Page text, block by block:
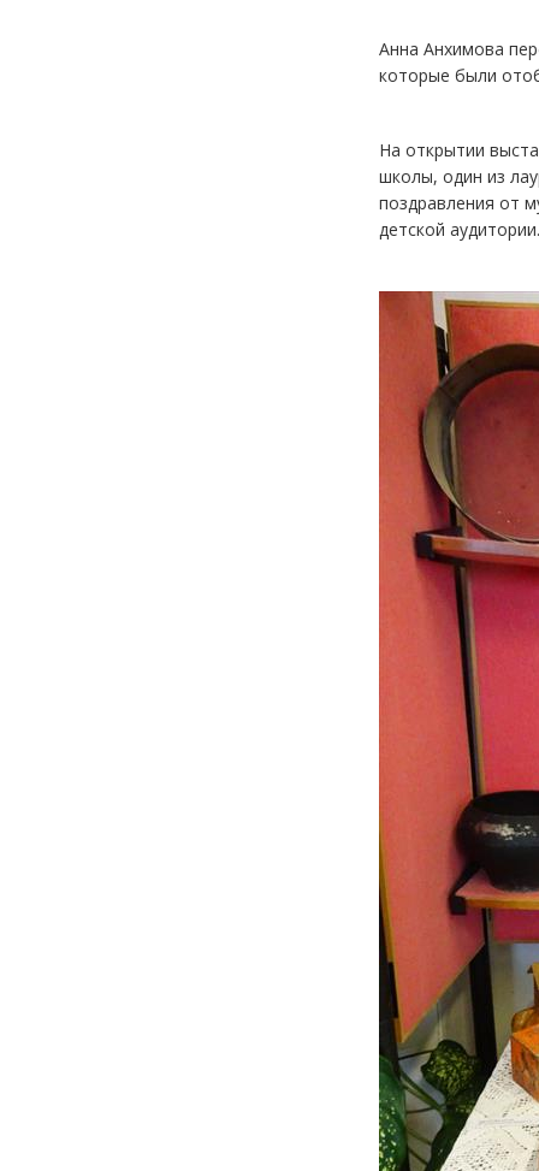
Анна Анхимова
которые были
На открытии
школы, один из
поздравления от
детской аудитории.